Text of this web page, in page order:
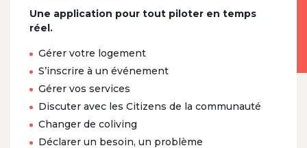
Une application pour tout piloter en temps
réel.
Gérer votre logement
S’inscrire à un événement
Gérer vos services
Discuter avec les Citizens de la communauté
Changer de coliving
Déclarer un besoin, un problème